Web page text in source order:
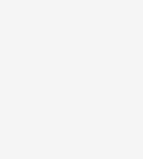
is external)